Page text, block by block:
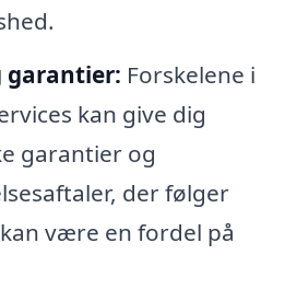
garantier: Forskelene i
kan give dig
garantier og
der følger
være en fordel på